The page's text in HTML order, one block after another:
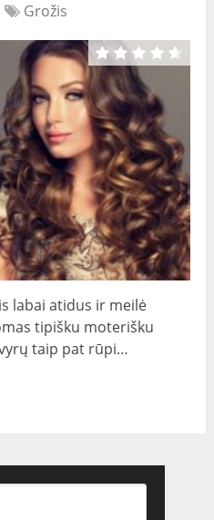
Grožis
labai atidus ir meilė
tipišku moterišku
taip pat rūpi…